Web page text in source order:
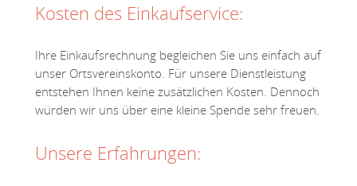
Kosten des Einkaufservice:
Ihre Einkaufsrechnung begleichen Sie uns einfach auf
unser Ortsvereinskonto. Für unsere Dienstleistung
entstehen Ihnen keine zusätzlichen Kosten. Dennoch
würden wir uns über eine kleine Spende sehr freuen.
Unsere Erfahrungen: